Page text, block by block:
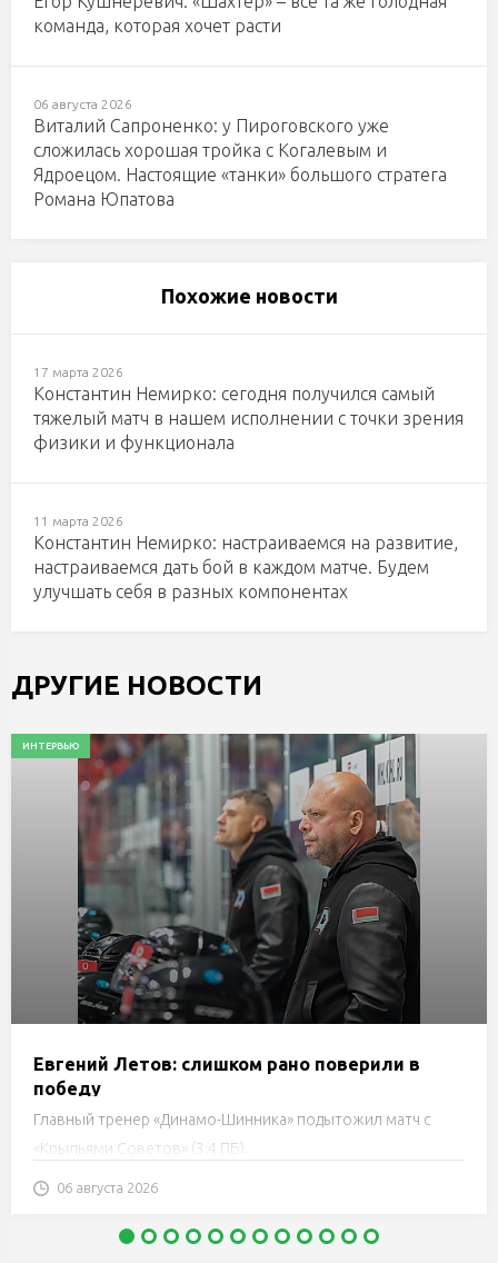
команда, которая хочет расти
06 августа 2026
Виталий Сапроненко: у Пироговского уже
сложилась хорошая тройка с Когалевым и
Ядроецом. Настоящие «танки» большого стратега
Романа Юпатова
Похожие новости
17 марта 2026
Константин Немирко: сегодня получился самый
тяжелый матч в нашем исполнении с точки зрения
физики и функционала
11 марта 2026
Константин Немирко: настраиваемся на развитие,
настраиваемся дать бой в каждом матче. Будем
улучшать себя в разных компонентах
ДРУГИЕ НОВОСТИ
ИНТЕРВЬЮ
Евгений Летов: слишком рано поверили в
победу
Главный тренер «Динамо-Шинника» подытожил матч с
«Крыльями Советов» (3:4 ПБ).
06 августа 2026